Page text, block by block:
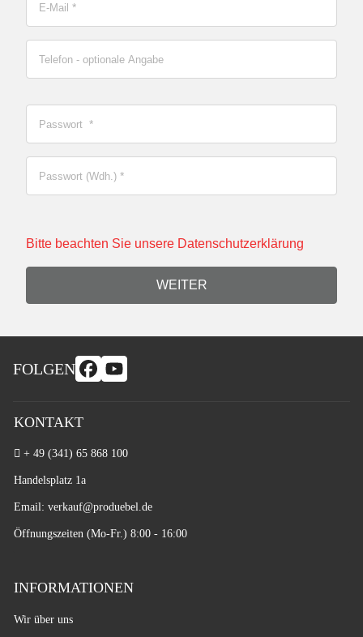
E-Mail *
Telefon - optionale Angabe
Passwort *
Passwort (Wdh.) *
Bitte beachten Sie unsere Datenschutzerklärung
WEITER
FOLGEN
KONTAKT
+ 49 (341) 65 868 100
Handelsplatz 1a
Email: verkauf@produebel.de
Öffnungszeiten (Mo-Fr.) 8:00 - 16:00
INFORMATIONEN
Wir über uns